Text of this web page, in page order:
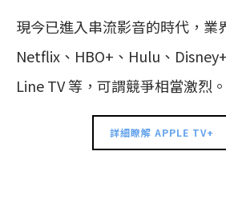
現今已進入串流影音的時代，業
Netflix、HBO+、Hulu、
Line TV 等，可謂競爭相當激烈。
詳細瞭解 APPLE TV+